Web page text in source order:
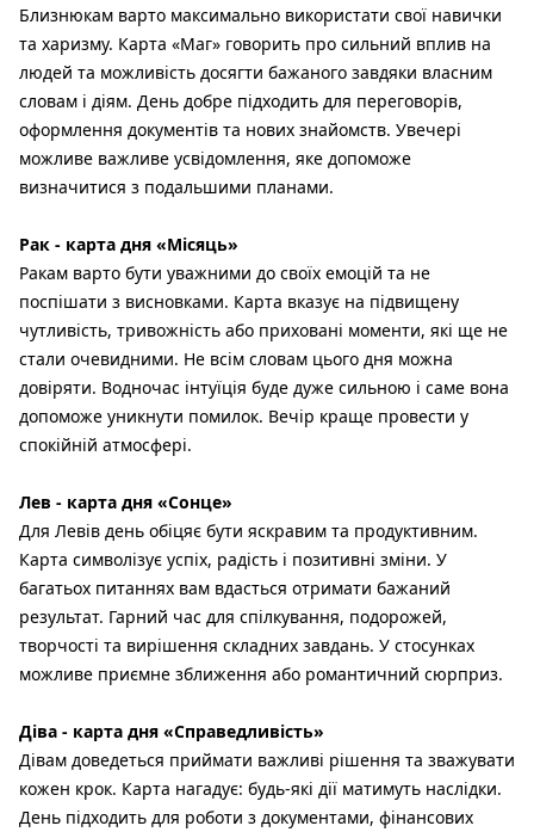
Близнюкам варто максимально використати свої навички
та харизму. Карта «Маг» говорить про сильний вплив на
людей та можливість досягти бажаного завдяки власним
словам і діям. День добре підходить для переговорів,
оформлення документів та нових знайомств. Увечері
можливе важливе усвідомлення, яке допоможе
визначитися з подальшими планами.
Рак - карта дня «Місяць»
Ракам варто бути уважними до своїх емоцій та не
поспішати з висновками. Карта вказує на підвищену
чутливість, тривожність або приховані моменти, які ще не
стали очевидними. Не всім словам цього дня можна
довіряти. Водночас інтуїція буде дуже сильною і саме вона
допоможе уникнути помилок. Вечір краще провести у
спокійній атмосфері.
Лев - карта дня «Сонце»
Для Левів день обіцяє бути яскравим та продуктивним.
Карта символізує успіх, радість і позитивні зміни. У
багатьох питаннях вам вдасться отримати бажаний
результат. Гарний час для спілкування, подорожей,
творчості та вирішення складних завдань. У стосунках
можливе приємне зближення або романтичний сюрприз.
Діва - карта дня «Справедливість»
Дівам доведеться приймати важливі рішення та зважувати
кожен крок. Карта нагадує: будь-які дії матимуть наслідки.
День підходить для роботи з документами, фінансових